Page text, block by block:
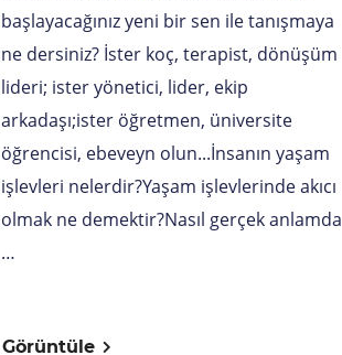
başlayacağınız yeni bir sen ile tanışmaya
ne dersiniz? İster koç, terapist, dönüşüm
lideri; ister yönetici, lider, ekip
arkadaşı;ister öğretmen, üniversite
öğrencisi, ebeveyn olun...İnsanın yaşam
işlevleri nelerdir?Yaşam işlevlerinde akıcı
olmak ne demektir?Nasıl gerçek anlamda
…
Görüntüle